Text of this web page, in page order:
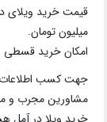
میلیون تومان.
امکان خرید قسطی
جهت کسب اطلاعات
مشاورین مجرب و
خرید ویلا در آمل